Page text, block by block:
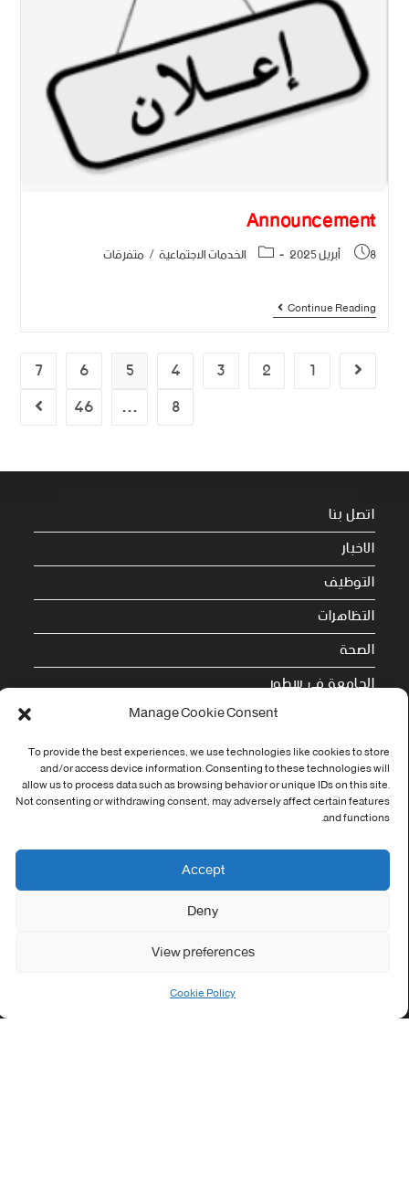
Manage Cookie Consent
To provide the best experiences, we use technologies like cookies to store
and/or access device information. Consenting to these technologies will
allow us to process data such as browsing behavior or unique IDs on this site.
Not consenting or withdrawing consent, may adversely affect certain features
and functions.
Accept
Deny
View preferences
Cookie Policy
Announcement
8 أبريل 2025 الخدمات الاجتماعية/ متفرقات
Continue Reading
1
2
3
4
5
6
7
8
…
46
اتصل بنا
الاخبار
التوظيف
التظاهرات
الصحة
الجامعة في سطور
Cookie Policy (EU)
معلومات الاتصال
Address:
جامعة العربي التبسي طريق قسنطينة - تبسة
Phone:
contact@univ-tebessa.dz